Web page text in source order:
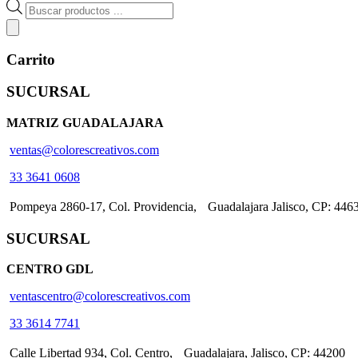
Búsqueda
de
Carrito
SUCURSAL
MATRIZ GUADALAJARA
ventas@colorescreativos.com
33 3641 0608
Pompeya 2860-17, Col. Providencia, Guadalajara Jalisco, CP:
SUCURSAL
CENTRO GDL
ventascentro@colorescreativos.com
33 3614 7741
Calle Libertad 934, Col. Centro, Guadalajara, Jalisco, CP: 44200